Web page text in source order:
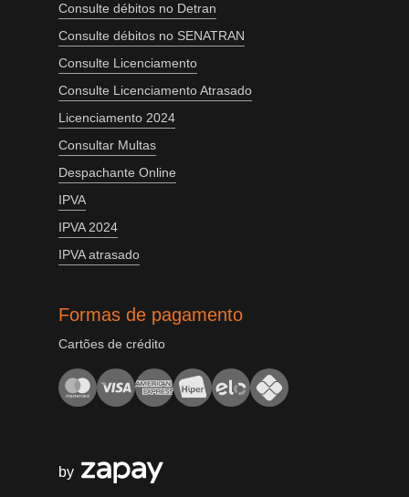
Consulte débitos no Detran
Consulte débitos no SENATRAN
Consulte Licenciamento
Consulte Licenciamento Atrasado
Licenciamento 2024
Consultar Multas
Despachante Online
IPVA
IPVA 2024
IPVA atrasado
Formas de pagamento
Cartões de crédito
by